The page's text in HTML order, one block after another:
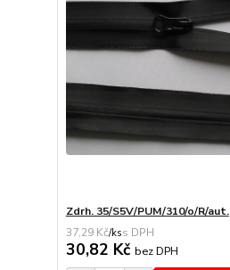
Zdrh. 35/S5V/PUM/310/o/R/aut.
37,29 Kč/ks
30,82 Kč bez DPH